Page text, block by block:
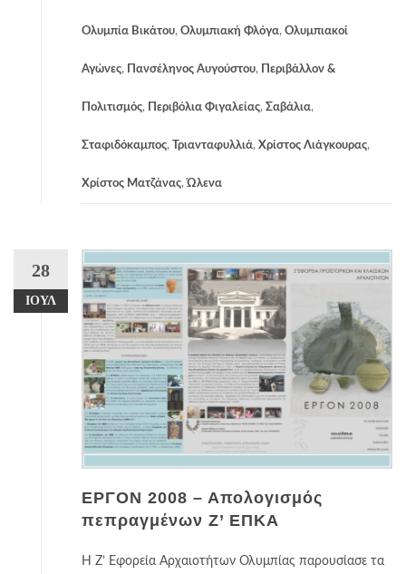
Ολυμπία Βικάτου, Ολυμπιακή Φλόγα, Ολυμπιακοί
Αγώνες, Πανσέληνος Αυγούστου, Περιβάλλον &
Πολιτισμός, Περιβόλια Φιγαλείας, Σαβάλια,
Σταφιδόκαμπος, Τριανταφυλλιά, Χρίστος Λιάγκουρας,
Χρίστος Ματζάνας,Ώλενα
28
ΙΟΎΛ
ΕΡΓΟΝ 2008 – Απολογισμός
πεπραγμένων Ζ’ ΕΠΚΑ
Η Ζ’ Εφορεία Αρχαιοτήτων Ολυμπίας παρουσίασε τα